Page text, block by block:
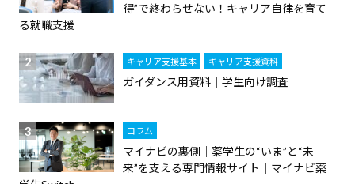
得”で終わらせない！キャリア自律を育て
る就職支援
キャリア支援基本 キャリア支援資料
ガイダンス用資料｜学生向け調査
コラム
マイナビの裏側｜薬学生の“いま”と“未
来”を支える専門情報サイト｜マイナビ薬